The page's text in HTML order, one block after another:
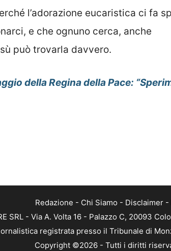
l’adorazione eucaristica ci fa
e che ognuno cerca, anche
può trovarla davvero.
della Regina della Pace:
Redazione - Chi Siamo - Disclaimer -
SRL - Via A. Volta 16 - Palazzo C, 20093
registrata presso il Tribunale di
Copyright ©2026 - Tutti i diritti